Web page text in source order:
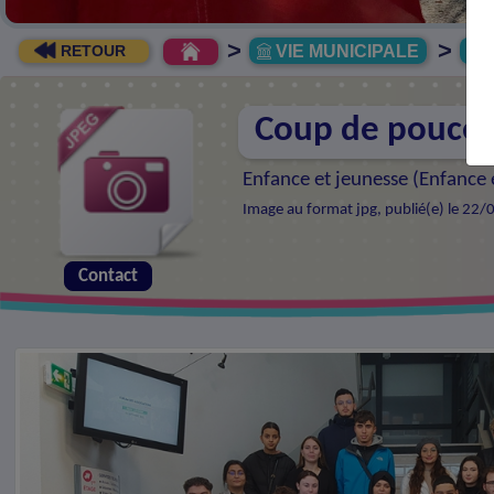
RETOUR > VIE MUNICIPALE >
Coup de pouce
Enfance et jeunesse (Enfance
Image au format jpg, publié(e) le
Contact